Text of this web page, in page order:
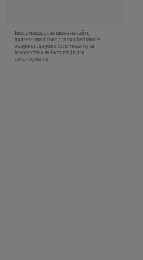
Інформація, розміщена на сайті,
призначена тільки для професіоналів
охорони здоров'я та не може бути
використана як інструкція для
самолікування.